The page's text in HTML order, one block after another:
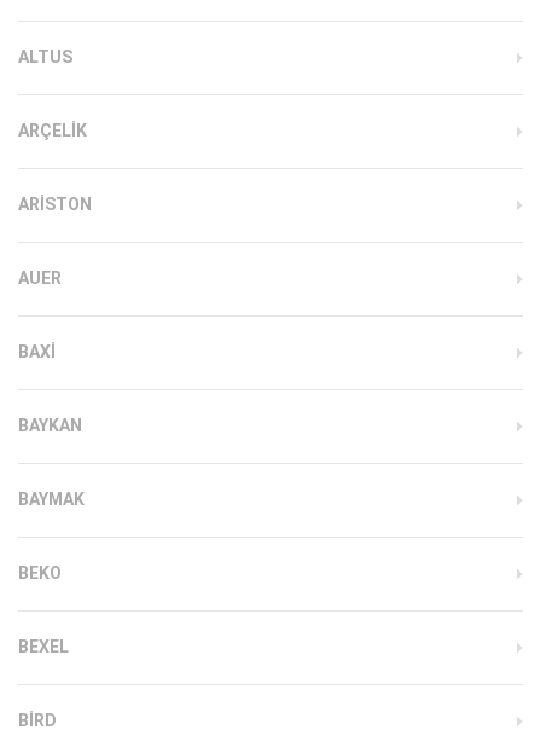
ALTUS
ARÇELIK
ARISTON
AUER
BAXI
BAYKAN
BAYMAK
BEKO
BEXEL
BIRD